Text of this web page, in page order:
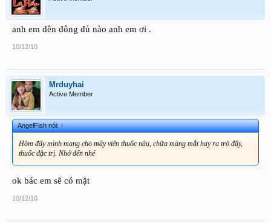
anh em đên đông đủ nào anh em ơi .
10/12/10
Mrduyhai
Active Member
AngelFish nói:↑
Hôm đấy mình mang cho mấy viên thuốc nâu, chữa màng mắt hay ra trò đấy,
thuốc đặc trị. Nhớ đến nhé
ok bác em sẽ có mặt
10/12/10